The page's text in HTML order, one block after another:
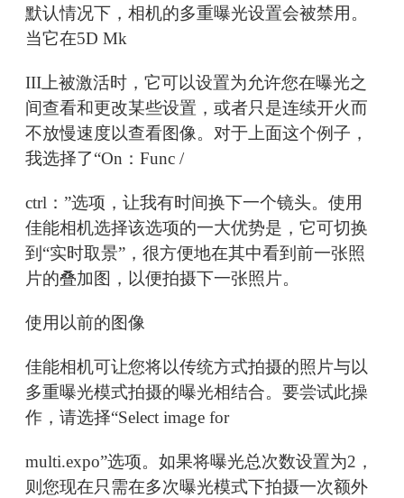
默认情况下，相机的多重曝光设置会被禁用。
当它在5D Mk
III上被激活时，它可以设置为允许您在曝光之
间查看和更改某些设置，或者只是连续开火而
不放慢速度以查看图像。对于上面这个例子，
我选择了“On：Func /
ctrl：”选项，让我有时间换下一个镜头。使用
佳能相机选择该选项的一大优势是，它可切换
到“实时取景”，很方便地在其中看到前一张照
片的叠加图，以便拍摄下一张照片。
使用以前的图像
佳能相机可让您将以传统方式拍摄的照片与以
多重曝光模式拍摄的曝光相结合。要尝试此操
作，请选择“Select image for
multi.expo”选项。如果将曝光总次数设置为2，
则您现在只需在多次曝光模式下拍摄一次额外